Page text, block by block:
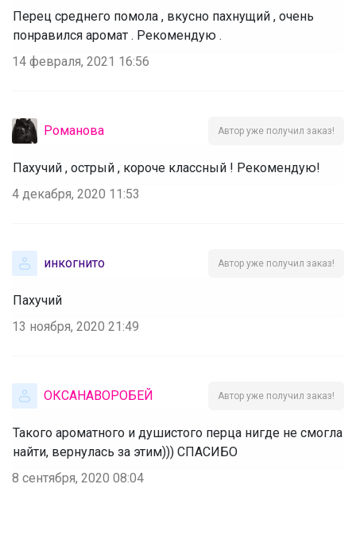
Перец среднего помола , вкусно пахнущий , очень
понравился аромат . Рекомендую .
14 февраля, 2021 16:56
Романова Автор уже получил заказ!
Пахучий , острый , короче классный ! Рекомендую!
4 декабря, 2020 11:53
инкогнито Автор уже получил заказ!
Пахучий
13 ноября, 2020 21:49
ОКСАНАВОРОБЕЙ Автор уже получил заказ!
Такого ароматного и душистого перца нигде не смогла
найти, вернулась за этим))) СПАСИБО
8 сентября, 2020 08:04